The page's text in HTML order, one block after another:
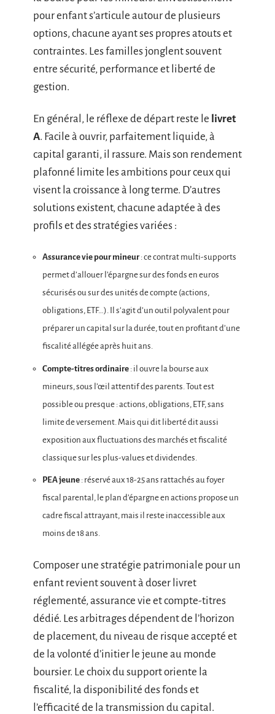
pour enfant s’articule autour de plusieurs
options, chacune ayant ses propres atouts et
contraintes. Les familles jonglent souvent
entre sécurité, performance et liberté de
gestion.
En général, le réflexe de départ reste le livret
A. Facile à ouvrir, parfaitement liquide, à
capital garanti, il rassure. Mais son rendement
plafonné limite les ambitions pour ceux qui
visent la croissance à long terme. D’autres
solutions existent, chacune adaptée à des
profils et des stratégies variées :
Assurance vie pour mineur: ce contrat multi-supports
permet d’allouer l’épargne sur des fonds en euros
sécurisés ou sur des unités de compte (actions,
obligations, ETF…). Il s’agit d’un outil polyvalent pour
préparer un capital sur la durée, tout en profitant d’une
fiscalité allégée après huit ans.
Compte-titres ordinaire : il ouvre la bourse aux
mineurs, sous l’œil attentif des parents. Tout est
possible ou presque : actions, obligations, ETF, sans
limite de versement. Mais qui dit liberté dit aussi
exposition aux fluctuations des marchés et fiscalité
classique sur les plus-values et dividendes.
PEA jeune : réservé aux 18-25 ans rattachés au foyer
fiscal parental, le plan d’épargne en actions propose un
cadre fiscal attrayant, mais il reste inaccessible aux
moins de 18 ans.
Composer une stratégie patrimoniale pour un
enfant revient souvent à doser livret
réglementé, assurance vie et compte-titres
dédié. Les arbitrages dépendent de l’horizon
de placement, du niveau de risque accepté et
de la volonté d’initier le jeune au monde
boursier. Le choix du support oriente la
fiscalité, la disponibilité des fonds et
l’efficacité de la transmission du capital.